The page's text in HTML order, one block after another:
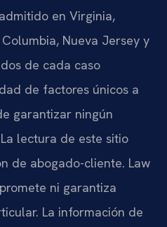
en Virginia,
Nueva Jersey y
de cada caso
de factores únicos a
garantizar ningún
lectura de este sitio
de abogado-cliente. Law
ni garantiza
La información de